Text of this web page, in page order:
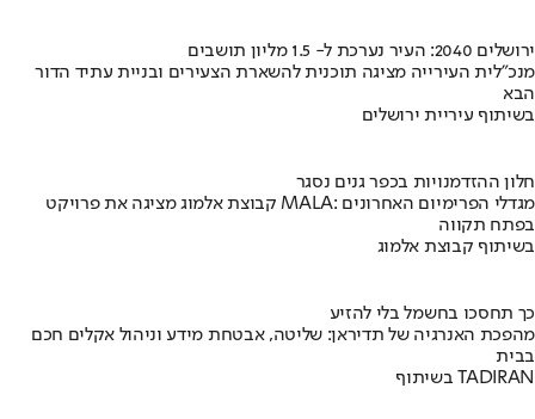
ירושלים 2040: העיר נערכת ל- 1.5 מליון תושבים
מנכ"לית העירייה מציגה תוכנית להשארת הצעירים ובניית עתיד הדור
הבא
בשיתוף עיריית ירושלים
חלון ההזדמנויות בכפר גנים נסגר
קבוצת אלמוג מציגה את פרויקט MALA: מגדלי הפרימיום האחרונים
בפתח תקווה
בשיתוף קבוצת אלמוג
כך תחסכו בחשמל בלי להזיע
מהפכת האנרגיה של תדיראן: שליטה, אבטחת מידע וניהול אקלים חכם
בבית
בשיתוף TADIRAN